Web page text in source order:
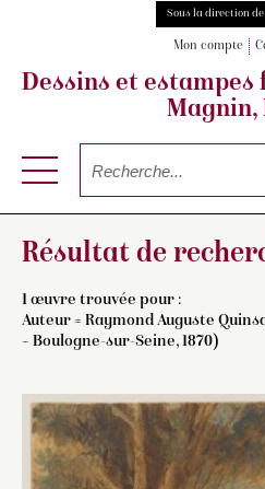
Sous la direction de
Mon compte
Dessins et estampes
Magnin,
Résultat de
1 œuvre trouvée pour :
Auteur = Raymond Auguste
– Boulogne-sur-Seine, 1870)